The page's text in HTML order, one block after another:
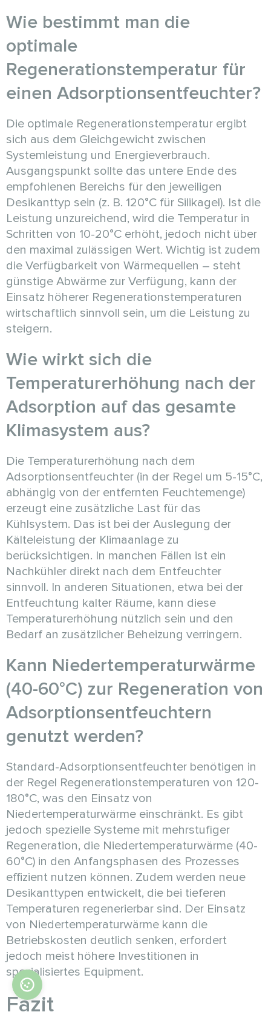
Wie bestimmt man die
optimale
Regenerationstemperatur für
einen Adsorptionsentfeuchter?
Die optimale Regenerationstemperatur ergibt
sich aus dem Gleichgewicht zwischen
Systemleistung und Energieverbrauch.
Ausgangspunkt sollte das untere Ende des
empfohlenen Bereichs für den jeweiligen
Desikanttyp sein (z. B. 120°C für Silikagel). Ist die
Leistung unzureichend, wird die Temperatur in
Schritten von 10-20°C erhöht, jedoch nicht über
den maximal zulässigen Wert. Wichtig ist zudem
die Verfügbarkeit von Wärmequellen – steht
günstige Abwärme zur Verfügung, kann der
Einsatz höherer Regenerationstemperaturen
wirtschaftlich sinnvoll sein, um die Leistung zu
steigern.
Wie wirkt sich die
Temperaturerhöhung nach der
Adsorption auf das gesamte
Klimasystem aus?
Die Temperaturerhöhung nach dem
Adsorptionsentfeuchter (in der Regel um 5-15°C,
abhängig von der entfernten Feuchtemenge)
erzeugt eine zusätzliche Last für das
Kühlsystem. Das ist bei der Auslegung der
Kälteleistung der Klimaanlage zu
berücksichtigen. In manchen Fällen ist ein
Nachkühler direkt nach dem Entfeuchter
sinnvoll. In anderen Situationen, etwa bei der
Entfeuchtung kalter Räume, kann diese
Temperaturerhöhung nützlich sein und den
Bedarf an zusätzlicher Beheizung verringern.
Kann Niedertemperaturwärme
(40-60°C) zur Regeneration von
Adsorptionsentfeuchtern
genutzt werden?
Standard-Adsorptionsentfeuchter benötigen in
der Regel Regenerationstemperaturen von 120-
180°C, was den Einsatz von
Niedertemperaturwärme einschränkt. Es gibt
jedoch spezielle Systeme mit mehrstufiger
Regeneration, die Niedertemperaturwärme (40-
60°C) in den Anfangsphasen des Prozesses
effizient nutzen können. Zudem werden neue
Desikanttypen entwickelt, die bei tieferen
Temperaturen regenerierbar sind. Der Einsatz
von Niedertemperaturwärme kann die
Betriebskosten deutlich senken, erfordert
jedoch meist höhere Investitionen in
spezialisiertes Equipment.
Fazit